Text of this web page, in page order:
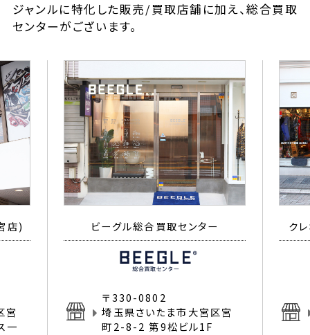
ジャンルに特化した販売/買取店舗に加え、総合買取
センターがございます。
店)
宮
一
ビーグル総合買取センター
〒330-0802
埼玉県さいたま市大宮区宮
町2-8-2 第9松ビル1F
ク